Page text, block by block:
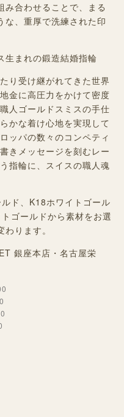
み合わせることで、まる
な、重厚で洗練された印
生まれの鍛造結婚指輪
り受け継がれてきた世界
金に高圧力をかけて密度
人ゴールドスミスの手仕
かな着け心地を実現して
ッパの数々のコンペティ
きメッセージを刻むレー
指輪に、スイスの職人魂
ド、K18ホワイトゴール
ゴールドから素材をお選
ります。
銀座本店・名古屋栄